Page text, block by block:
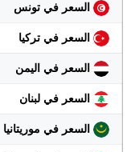
السعر في تونس
السعر في تركيا
السعر في اليمن
السعر في لبنان
السعر في موريتانيا